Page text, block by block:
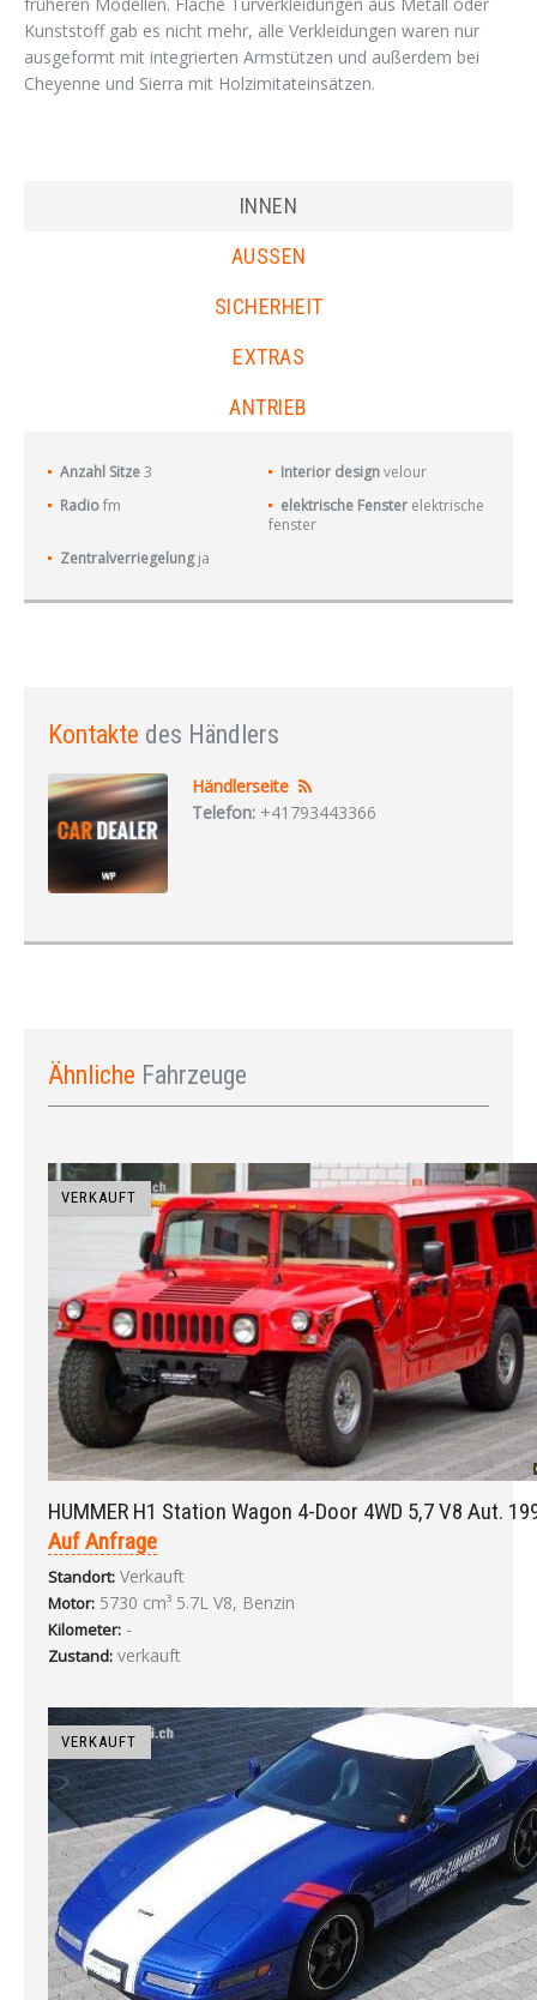
Kunststoff gab es nicht mehr, alle Verkleidungen waren nur
ausgeformt mit integrierten Armstützen und außerdem bei
Cheyenne und Sierra mit Holzimitateinsätzen.
INNEN
AUSSEN
SICHERHEIT
EXTRAS
ANTRIEB
Anzahl Sitze 3 Interior design velour
Radio fm elektrische Fenster elektrische
fenster
Zentralverriegelung ja
Kontakte des Händlers
Händlerseite
Telefon: +41793443366
Ähnliche Fahrzeuge
VERKAUFT
HUMMER H1 Station Wagon 4-Door 4WD 5,7 V8 Aut.
Auf Anfrage
Standort: Verkauft
Motor: 5730 cm³ 5.7L V8, Benzin
Kilometer: -
Zustand: verkauft
VERKAUFT